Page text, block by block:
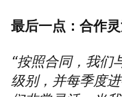
最后一点：合作灵
“按照合同，我们
级别，并每季度